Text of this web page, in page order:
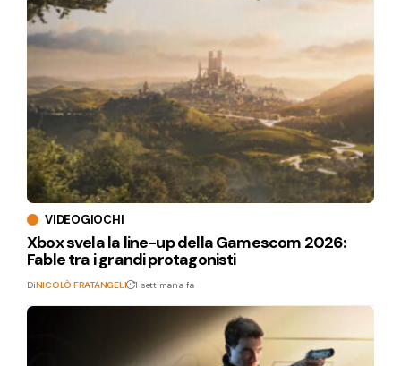
VIDEOGIOCHI
Xbox svela la line-up della Gamescom 2026:
Fable tra i grandi protagonisti
DiNICOLÒ FRATANGELI 1 settimana fa